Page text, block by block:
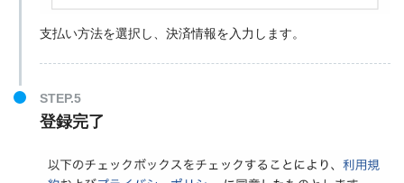
支払い方法を選択し、決済情報を入力します。
STEP.5
登録完了